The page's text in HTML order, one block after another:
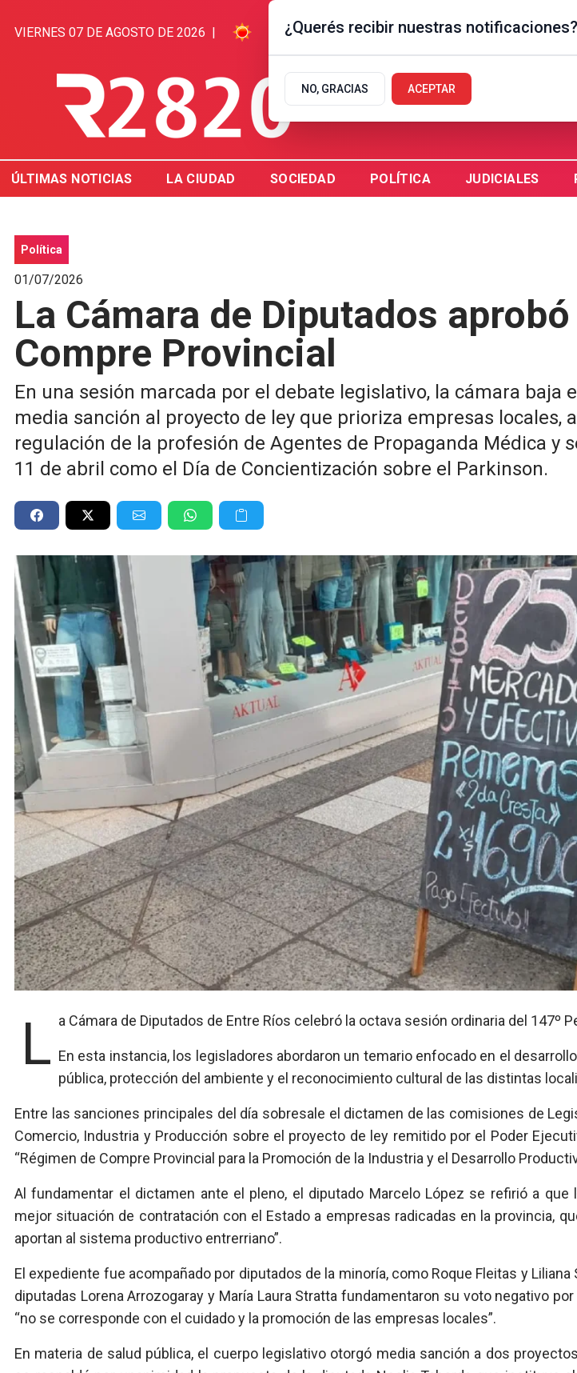
VIERNES 07 DE AGOSTO DE 2026 | 8.8ºC | GUALEGUAYCHÚ, AR
ÚLTIMAS NOTICIAS LA CIUDAD SOCIEDAD POLÍTICA JUDICIALES
Polí­tica
01/07/2026
La Cámara de Diputados
Compre Provincial
En una sesión marcada por el debate legislativo, la cámara baja
media sanción al proyecto de ley que prioriza empresas locales,
regulación de la profesión de Agentes de Propaganda Médica y
11 de abril como el Día de Concientización sobre el Parkinson.
La Cámara de Diputados de Entre Ríos celebró la octava sesión ordinaria del 147º
En esta instancia, los legisladores abordaron un temario enfocado en el
pública, protección del ambiente y el reconocimiento cultural de las distintas
Entre las sanciones principales del día sobresale el dictamen de las comisiones de
Comercio, Industria y Producción sobre el proyecto de ley remitido por el Poder
“Régimen de Compre Provincial para la Promoción de la Industria y el Desarrollo
Al fundamentar el dictamen ante el pleno, el diputado Marcelo López se refirió a que
mejor situación de contratación con el Estado a empresas radicadas en la provincia,
aportan al sistema productivo entrerriano”.
El expediente fue acompañado por diputados de la minoría, como Roque Fleitas y Liliana
diputadas Lorena Arrozogaray y María Laura Stratta fundamentaron su voto negativo
“no se corresponde con el cuidado y la promoción de las empresas locales”.
En materia de salud pública, el cuerpo legislativo otorgó media sanción a dos
¿Querés recibir nuestras notificaciones?
NO, GRACIAS ACEPTAR